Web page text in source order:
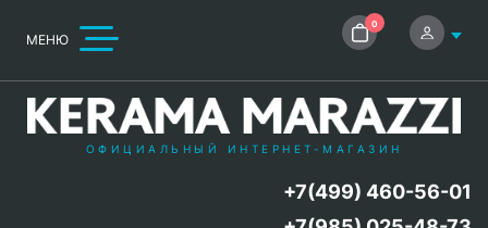
МЕНЮ
0
ОФИЦИАЛЬНЫЙ ИНТЕРНЕТ-МАГАЗИН
+7(499) 460-56-01